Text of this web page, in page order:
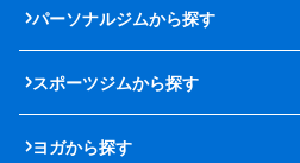
パーソナルジムから探す
スポーツジムから探す
ヨガから探す